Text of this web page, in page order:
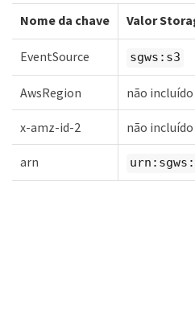
Nome da chave Valor
EventSource sgws:s3
AwsRegion não incluído
x-amz-id-2 não incluído
arn